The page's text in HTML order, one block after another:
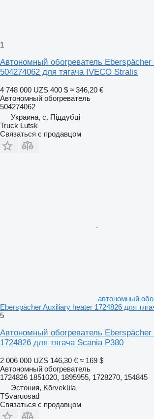
1
Автономный обогреватель Eberspächer
504274062 для тягача IVECO Stralis
4 748 000 UZS 400 $ ≈ 346,20 €
Автономный обогреватель
504274062
Украина, с. Піддубці
Truck Lutsk
Связаться с продавцом
автономный
Eberspächer Auxiliary heater 1724826 для
5
Автономный обогреватель
1724826 для тягача Scania P380
2 006 000 UZS 146,30 € ≈ 169 $
Автономный обогреватель
1724826 1851020, 1895955, 1728270, 154845
Эстония, Kõrveküla
TSvaruosad
Связаться с продавцом